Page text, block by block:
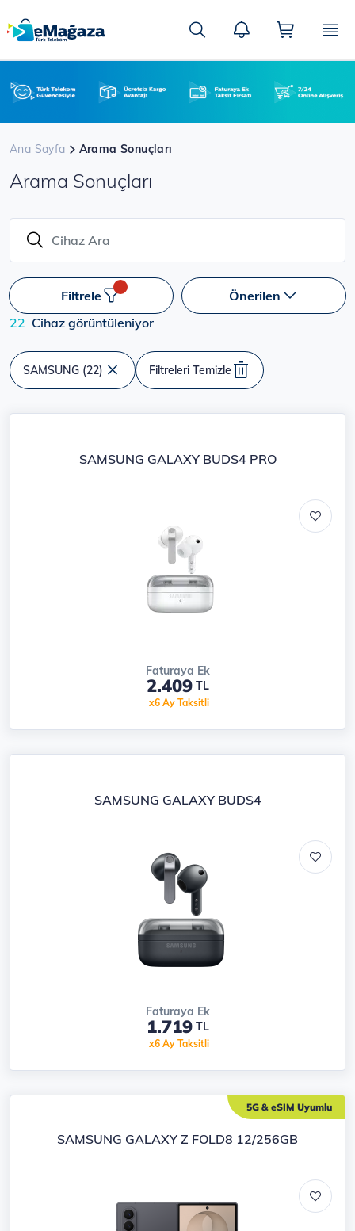
içeriğe
Ara
Ana Sayfa Arama Sonuçları
Arama Sonuçları
22 Cihaz görüntüleniyor
Filtrele Önerilen
SAMSUNG (22) Filtreleri Temizle
SAMSUNG GALAXY BUDS4 PRO
Faturaya Ek
2.409 TL
x6 Ay Taksitli
SAMSUNG GALAXY BUDS4
Faturaya Ek
1.719 TL
x6 Ay Taksitli
5G & eSIM Uyumlu
SAMSUNG GALAXY Z FOLD8 12/256GB